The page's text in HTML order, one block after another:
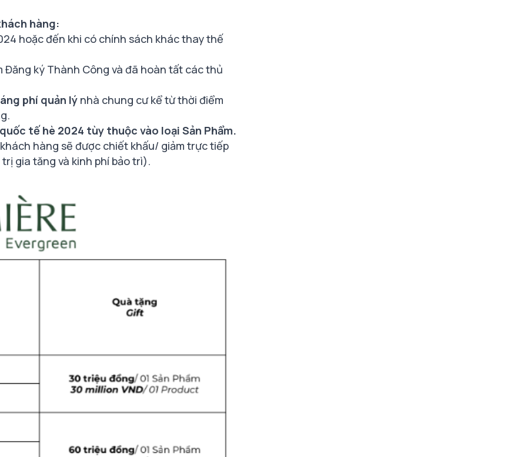
hàng:
hoặc đến khi có chính sách khác thay thế
Đăng ký Thành Công và đã hoàn tất các thủ
phí quản lý nhà chung cư kể từ thời điểm
tế hè 2024 tùy thuộc vào loại Sản Phẩm.
hàng sẽ được chiết khấu/ giảm trực tiếp
gia tăng và kinh phí bảo trì).